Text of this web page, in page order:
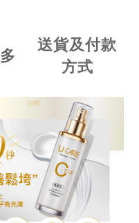
送貨及付款
方式